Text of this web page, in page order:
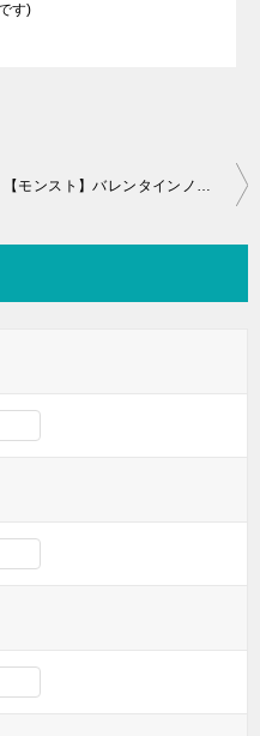
す)
【モンスト】バレンタインノブナガX(織田信長X)の最新評価とステータス